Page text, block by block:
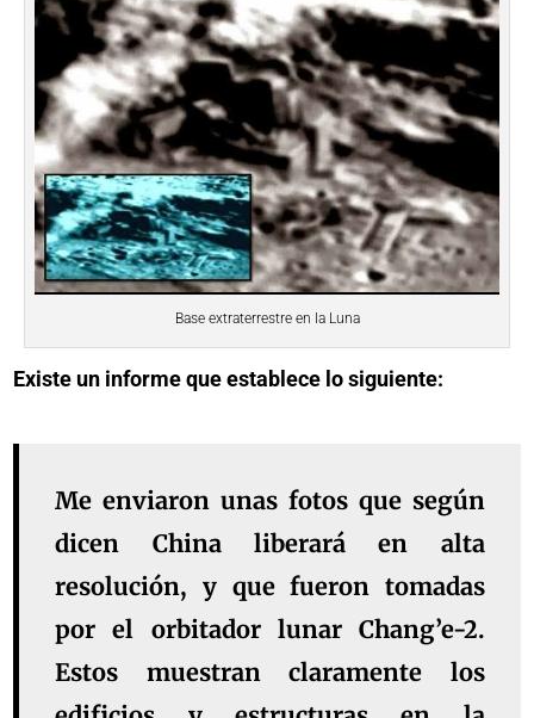
Base extraterrestre en la Luna
Existe un informe que establece lo siguiente:
Me enviaron unas fotos que según
dicen China liberará en alta
resolución, y que fueron tomadas
por el orbitador lunar Chang’e-2.
Estos muestran claramente los